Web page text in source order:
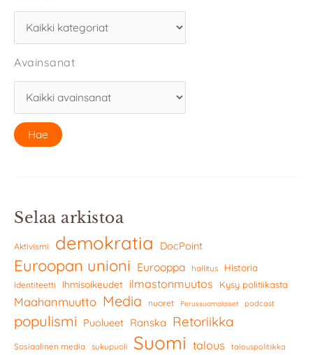
Avainsanat
Selaa arkistoa
Aktivismi demokratia DocPoint
Euroopan unioni Eurooppa hallitus Historia
Identiteetti Ihmisoikeudet ilmastonmuutos Kysy politiikasta
Maahanmuutto Media nuoret Perussuomalaiset podcast
populismi Puolueet Ranska Retoriikka
Sosiaalinen media sukupuoli Suomi talous talouspolitiikka